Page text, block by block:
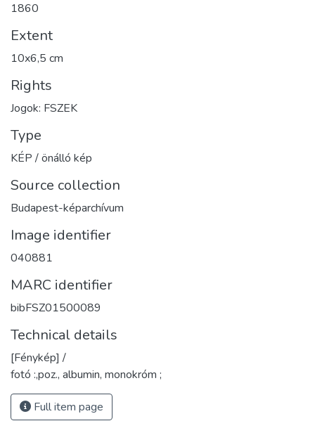
1860
Extent
10x6,5 cm
Rights
Jogok: FSZEK
Type
KÉP / önálló kép
Source collection
Budapest-képarchívum
Image identifier
040881
MARC identifier
bibFSZ01500089
Technical details
[Fénykép] /
fotó :,poz., albumin, monokróm ;
Full item page